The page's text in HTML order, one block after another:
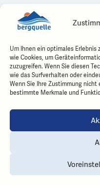
Um Ihnen ein optimales
wie Cookies, um
zuzugreifen. Wenn Sie diesen
wie das Surfverhalten oder
Wenn Sie Ihre Zustimmung
bestimmte Merkmale und
Karl
3770
Impressum